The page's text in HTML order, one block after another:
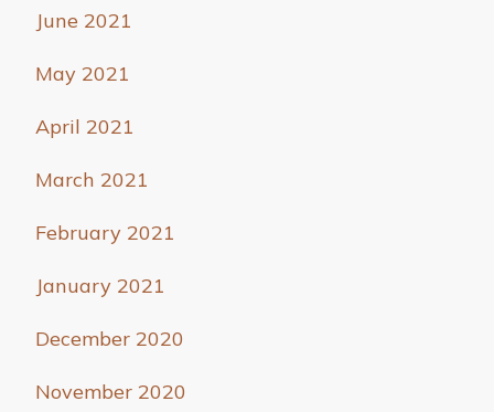
June 2021
May 2021
April 2021
March 2021
February 2021
January 2021
December 2020
November 2020